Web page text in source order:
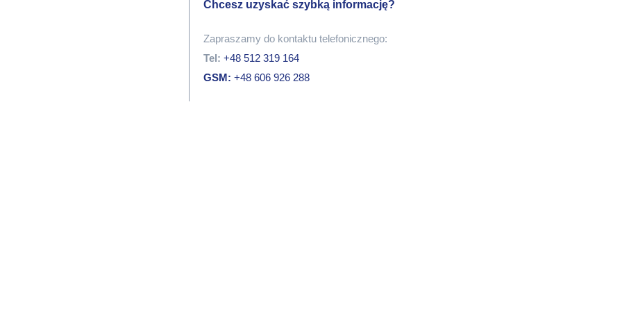
Chcesz uzyskać szybką informację?
Zapraszamy do kontaktu telefonicznego:
Tel: +48 512 319 164
GSM: +48 606 926 288